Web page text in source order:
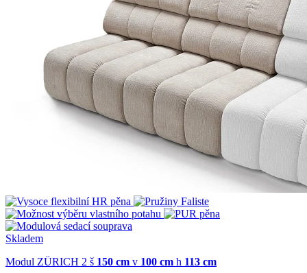
Skladem
Modul ZÜRICH 2 š 150 cm v 100 cm h 113 cm